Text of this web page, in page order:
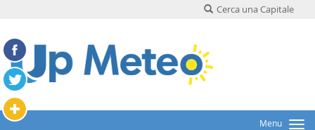
Cerca una Capitale
Menu